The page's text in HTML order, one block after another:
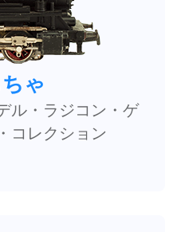
ゃ
ル・ラジコン・ゲ
コレクション